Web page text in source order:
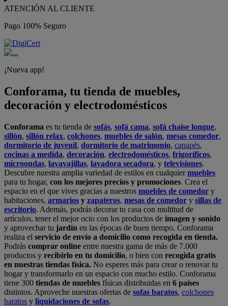
ATENCIÓN AL CLIENTE
Pago 100% Seguro
¡Nueva app!
Conforama, tu tienda de muebles,
decoración y electrodomésticos
Conforama es tu tienda de sofás, sofá cama, sofá chaise longue,
sillón, sillón relax, colchones, muebles de salón, mesas comedor,
dormitorio de juvenil, dormitorio de matrimonio, canapés,
cocinas a medida, decoración, electrodomésticos, frigoríficos,
microondas, lavavajillas, lavadora secadora, y televisiones.
Descubre nuestra amplia variedad de estilos en cualquiermuebles
para tu hogar, con los mejores precios y promociones. Crea el
espacio en el que vives gracias a nuestros muebles de comedor y
habitaciones, armarios y zapateros, mesas de comedor y sillas de
escritorio. Además, podrás decorar tu casa con multitud de
artículos, tener el mejor ocio con los productos de imagen y sonido
y aprovechar tu jardín en las épocas de buen tiempo. Conforama
realiza el servicio de envío a domicilio como recogida en tienda.
Podrás comprar online entre nuestra gama de más de 7.000
productos y recibirlo en tu domicilio, o bien con recogida gratis
en nuestras tiendas física. No esperes más para crear o renovar tu
hogar y transformarlo en un espacio con mucho estilo. Conforama
tiene 300 tiendas de muebles físicas distribuidas en 6 países
distintos. Aproveche nuestras ofertas de sofas baratos, colchones
baratos y liquidaciones de sofas.